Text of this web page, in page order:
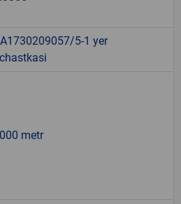
5-1 yer
metr